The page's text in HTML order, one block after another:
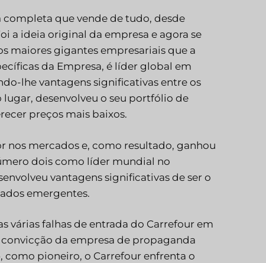
completa que vende de tudo, desde
a ideia original da empresa e agora se
maiores gigantes empresariais que a
da Empresa, é líder global em
lhe vantagens significativas entre os
desenvolveu o seu portfólio de
preços mais baixos.
mercados e, como resultado, ganhou
dois como líder mundial no
vantagens significativas de ser o
emergentes.
várias falhas de entrada do Carrefour em
da empresa de propaganda
como pioneiro, o Carrefour enfrenta o